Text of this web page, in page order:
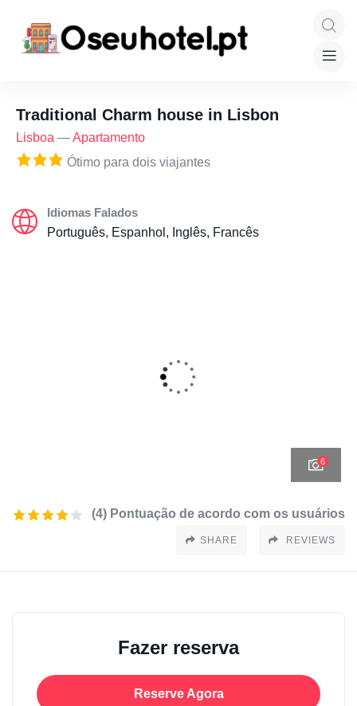
Traditional Charm house in Lisbon
Lisboa —Apartamento
Ótimo para dois viajantes
Idiomas Falados
Português, Espanhol, Inglês, Francês
6
(4) Pontuação de acordo com os usuários
SHARE REVIEWS
Fazer reserva
Reserve Agora